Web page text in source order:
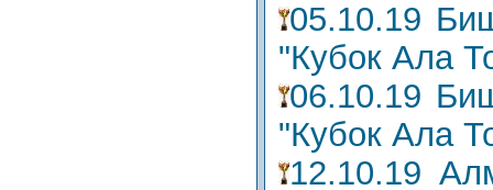
05.10.19
"Кубок Ала
06.10.19
"Кубок Ала
12.10.19